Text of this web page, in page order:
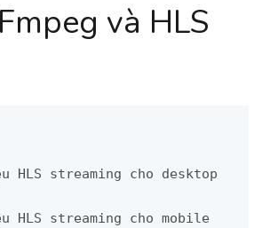
và HLS
HLS streaming cho desktop
HLS streaming cho mobile